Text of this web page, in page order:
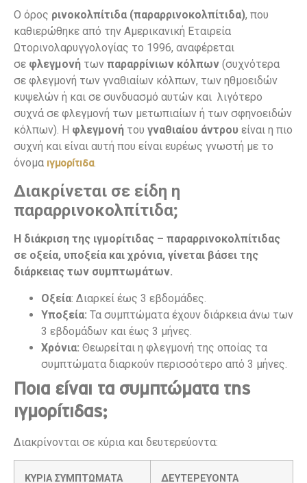
Ο όρος ρινοκολπίτιδα (παραρρινοκολπίτιδα), που
καθιερώθηκε από την Αμερικανική Εταιρεία
Ωτορινολαρυγγολογίας το 1996, αναφέρεται
σε φλεγμονή των παραρρίνιων κόλπων (συχνότερα
σε φλεγμονή των γναθιαίων κόλπων, των ηθμοειδών
κυψελών ή και σε συνδυασμό αυτών και λιγότερο
συχνά σε φλεγμονή των μετωπιαίων ή των σφηνοειδών
κόλπων). Η φλεγμονή του γναθιαίου άντρου είναι η πιο
συχνή και είναι αυτή που είναι ευρέως γνωστή με το
όνομα ιγμορίτιδα.
Διακρίνεται σε είδη η
παραρρινοκολπίτιδα;
Η διάκριση της ιγμορίτιδας – παραρρινοκολπίτιδας
σε οξεία, υποξεία και χρόνια, γίνεται βάσει της
διάρκειας των συμπτωμάτων.
Οξεία: Διαρκεί έως 3 εβδομάδες.
Υποξεία: Τα συμπτώματα έχουν διάρκεια άνω των
3 εβδομάδων και έως 3 μήνες.
Χρόνια: Θεωρείται η φλεγμονή της οποίας τα
συμπτώματα διαρκούν περισσότερο από 3 μήνες.
Ποια είναι τα συμπτώματα της
ιγμορίτιδας;
Διακρίνονται σε κύρια και δευτερεύοντα:
ΚΥΡΙΑ ΣΥΜΠΤΩΜΑΤΑ
ΔΕΥΤΕΡΕΥΟΝΤΑ